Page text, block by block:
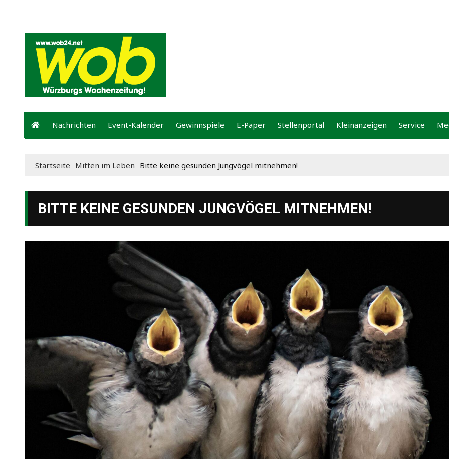
Nachrichten Event-Kalender Gewinnspiele E-Paper Stellenportal Kleinanzeigen Service
Startseite Mitten im Leben Bitte keine gesunden Jungvögel mitnehmen!
BITTE KEINE GESUNDEN JUNGVÖGEL MITNEHMEN!